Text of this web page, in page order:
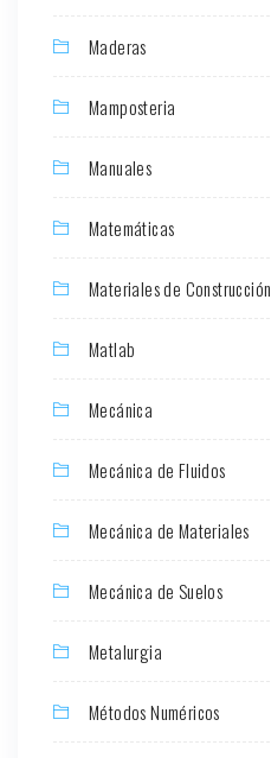
Maderas
Mamposteria
Manuales
Matemáticas
Materiales de Construcción
Matlab
Mecánica
Mecánica de Fluidos
Mecánica de Materiales
Mecánica de Suelos
Metalurgia
Métodos Numéricos